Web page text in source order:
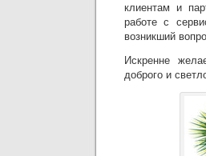
клиентам и
работе с
возникший
Искренне
доброго и